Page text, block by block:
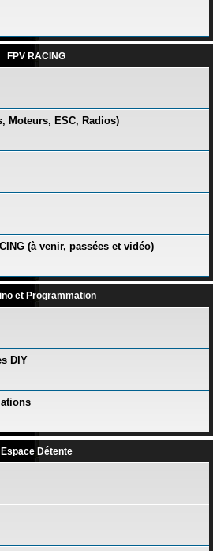
FPV RACING
Moteurs, ESC, Radios)
(à venir, passées et vidéo)
et Programmation
DIY
Espace Détente